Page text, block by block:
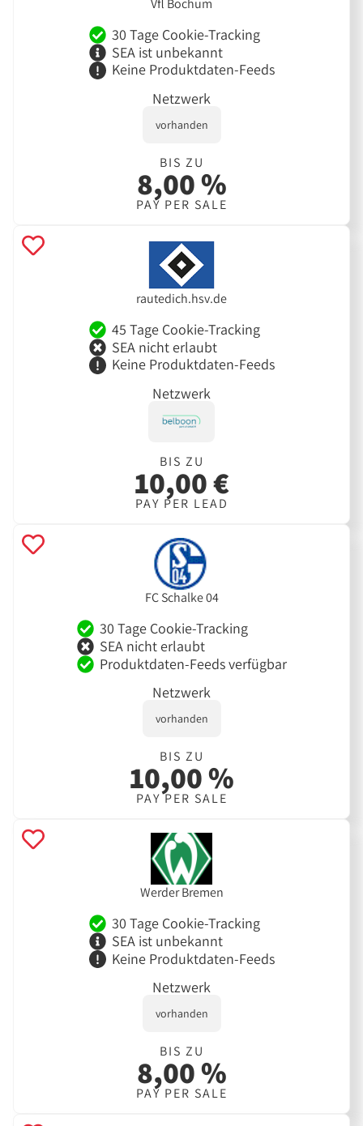
Vfl Bochum
30 Tage Cookie-Tracking
SEA ist unbekannt
Keine Produktdaten-Feeds
Netzwerk
vorhanden
BIS ZU
8,00 %
PAY PER SALE
rautedich.hsv.de
45 Tage Cookie-Tracking
SEA nicht erlaubt
Keine Produktdaten-Feeds
Netzwerk
BIS ZU
10,00 €
PAY PER LEAD
FC Schalke 04
30 Tage Cookie-Tracking
SEA nicht erlaubt
Produktdaten-Feeds verfügbar
Netzwerk
vorhanden
BIS ZU
10,00 %
PAY PER SALE
Werder Bremen
30 Tage Cookie-Tracking
SEA ist unbekannt
Keine Produktdaten-Feeds
Netzwerk
vorhanden
BIS ZU
8,00 %
PAY PER SALE